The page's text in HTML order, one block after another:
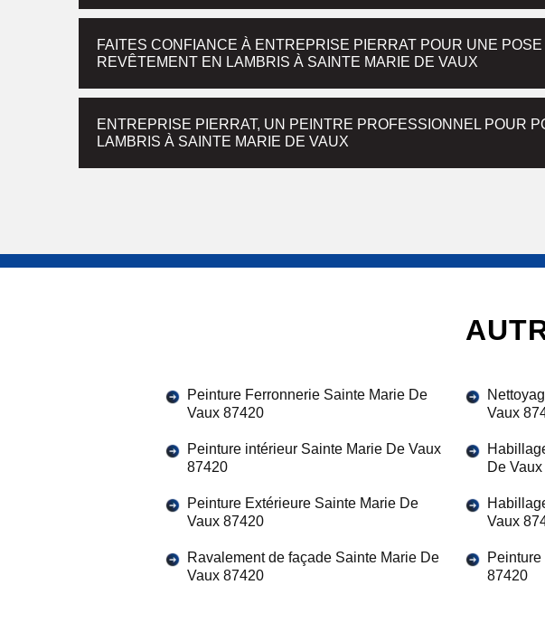
FAITES CONFIANCE À ENTREPRISE PIERRAT POUR UNE
REVÊTEMENT EN LAMBRIS À SAINTE MARIE DE VAUX
ENTREPRISE PIERRAT, UN PEINTRE PROFESSIONNEL POUR
LAMBRIS À SAINTE MARIE DE VAUX
Peinture Ferronnerie Sainte Marie De
Vaux 87420
Peinture intérieur Sainte Marie De Vaux
87420
Peinture Extérieure Sainte Marie De
Vaux 87420
Ravalement de façade Sainte Marie De
Vaux 87420
Vaux
De
Vaux
87420